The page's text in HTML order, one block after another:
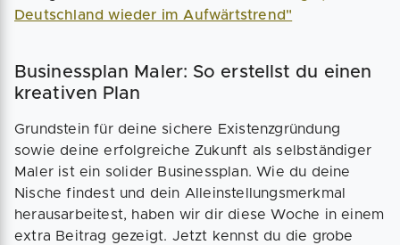
Deutschland wieder im Aufwärtstrend"
Businessplan Maler: So erstellst du einen
kreativen Plan
Grundstein für deine sichere Existenzgründung
sowie deine erfolgreiche Zukunft als selbständiger
Maler ist ein solider Businessplan. Wie du deine
Nische findest und dein Alleinstellungsmerkmal
herausarbeitest, haben wir dir diese Woche in einem
extra Beitrag gezeigt. Jetzt kennst du die grobe